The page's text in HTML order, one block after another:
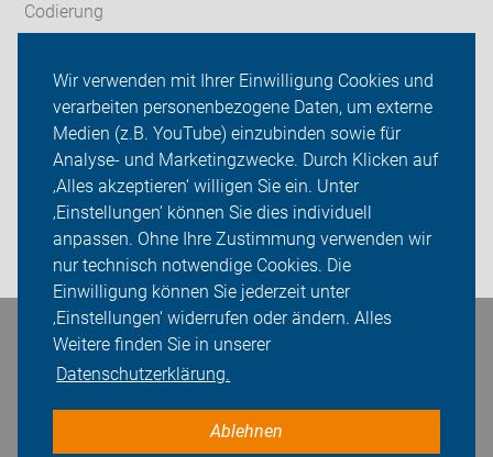
Wir verwenden mit Ihrer Einwilligung Cookies und
verarbeiten personenbezogene Daten, um externe
Medien (z.B. YouTube) einzubinden sowie für
Analyse- und Marketingzwecke. Durch Klicken auf
‚Alles akzeptieren‘ willigen Sie ein. Unter
‚Einstellungen‘ können Sie dies individuell
anpassen. Ohne Ihre Zustimmung verwenden wir
nur technisch notwendige Cookies. Die
Einwilligung können Sie jederzeit unter
‚Einstellungen‘ widerrufen oder ändern. Alles
Weitere finden Sie in unserer
Datenschutzerklärung.
Ablehnen
Codierung
ADFC Oldenburg
Sei dabei
Presse
Login
Bleiben Sie in Kontakt